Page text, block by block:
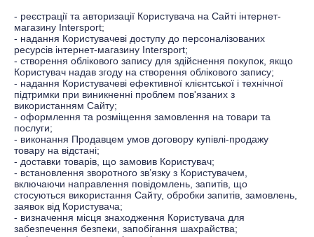
- реєстрації та авторизації Користувача на Сайті інтернет-
магазину Іntersport;
- надання Користувачеві доступу до персоналізованих
ресурсів інтернет-магазину Іntersport;
- створення облікового запису для здійснення покупок, якщо
Користувач надав згоду на створення облікового запису;
- надання Користувачеві ефективної клієнтської і технічної
підтримки при виникненні проблем пов'язаних з
використанням Сайту;
- оформлення та розміщення замовлення на товари та
послуги;
- виконання Продавцем умов договору купівлі-продажу
товару на відстані;
- доставки товарів, що замовив Користувач;
- встановлення зворотного зв’язку з Користувачем,
включаючи направлення повідомлень, запитів, що
стосуються використання Сайту, обробки запитів, замовлень,
заявок від Користувача;
- визначення місця знаходження Користувача для
забезпечення безпеки, запобігання шахрайства;